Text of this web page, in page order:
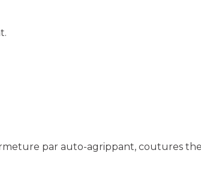
par auto-agrippant, coutures